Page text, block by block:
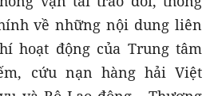
về những nội dung liên
hoạt động của Trung tâm
cứu nạn hàng hải Việt